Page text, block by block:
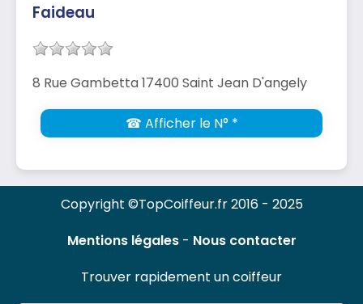
Faideau
8 Rue Gambetta 17400 Saint Jean D'angely
☎ Afficher le N° *
Copyright ©TopCoiffeur.fr 2016 - 2025
Mentions légales- Nous contacter
Trouver rapidement un coiffeur